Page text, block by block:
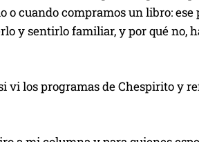
o cuando compramos un libro:
y sentirlo familiar, y por qué no,
vi los programas de Chespirito y